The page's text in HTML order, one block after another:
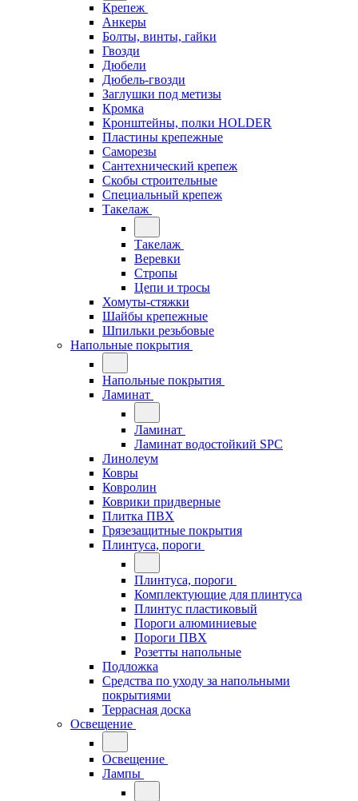
Крепеж
Анкеры
Болты, винты, гайки
Гвозди
Дюбели
Дюбель-гвозди
Заглушки под метизы
Кромка
Кронштейны, полки НОLDER
Пластины крепежные
Саморезы
Сантехнический крепеж
Скобы строительные
Специальный крепеж
Такелаж
Такелаж
Веревки
Стропы
Цепи и тросы
Хомуты-стяжки
Шайбы крепежные
Шпильки резьбовые
Напольные покрытия
Напольные покрытия
Ламинат
Ламинат
Ламинат водостойкий SPC
Линолеум
Ковры
Ковролин
Коврики придверные
Плитка ПВХ
Грязезащитные покрытия
Плинтуса, пороги
Плинтуса, пороги
Комплектующие для плинтуса
Плинтус пластиковый
Пороги алюминиевые
Пороги ПВХ
Розетты напольные
Подложка
Средства по уходу за напольными
покрытиями
Террасная доска
Освещение
Освещение
Лампы